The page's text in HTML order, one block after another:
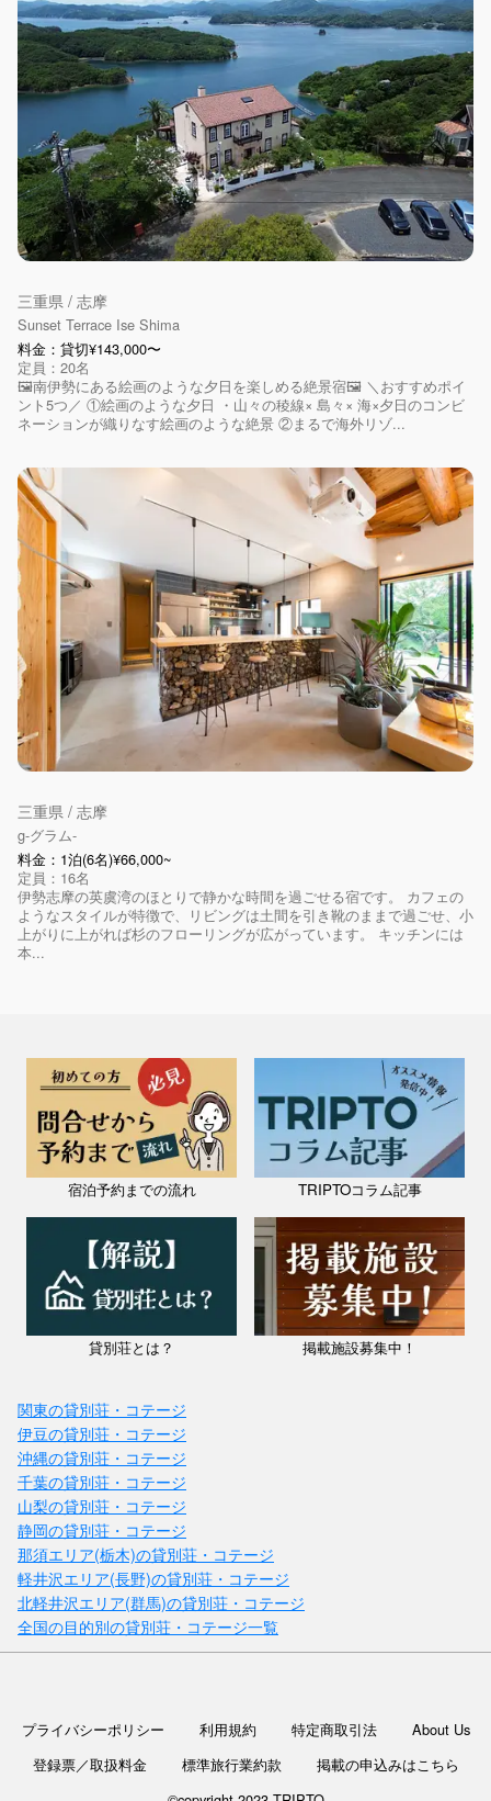
三重県 / 志摩
Sunset Terrace Ise Shima
料金：貸切¥143,000〜
定員：20名
🖼️南伊勢にある絵画のような夕日を楽しめる絶景宿🖼️ ＼おすすめポイ
ント5つ／ ①絵画のような夕日 ・山々の稜線× 島々× 海×夕日のコンビ
ネーションが織りなす絵画のような絶景 ②まるで海外リゾ...
三重県 / 志摩
g-グラム-
料金：1泊(6名)¥66,000~
定員：16名
伊勢志摩の英虞湾のほとりで静かな時間を過ごせる宿です。 カフェの
ようなスタイルが特徴で、リビングは土間を引き靴のままで過ごせ、小
上がりに上がれば杉のフローリングが広がっています。 キッチンには
本...
宿泊予約までの流れ TRIPTOコラム記事
貸別荘とは？ 掲載施設募集中！
関東の貸別荘・コテージ
伊豆の貸別荘・コテージ
沖縄の貸別荘・コテージ
千葉の貸別荘・コテージ
山梨の貸別荘・コテージ
静岡の貸別荘・コテージ
那須エリア(栃木)の貸別荘・コテージ
軽井沢エリア(長野)の貸別荘・コテージ
北軽井沢エリア(群馬)の貸別荘・コテージ
全国の目的別の貸別荘・コテージ一覧
プライバシーポリシー 利用規約 特定商取引法
About Us
登録票／取扱料金
標準旅行業約款 掲載の申込みはこちら